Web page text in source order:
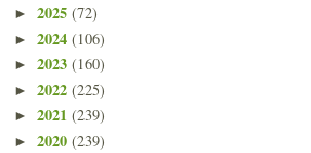
► 2025 (72)
► 2024 (106)
► 2023 (160)
► 2022 (225)
► 2021 (239)
► 2020 (239)